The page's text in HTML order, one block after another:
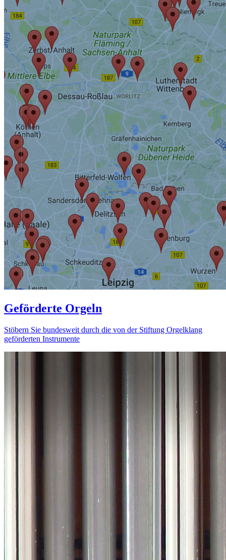
Geförderte Orgeln
Stöbern Sie bundesweit durch die von der Stiftung Orgelklang
geförderten Instrumente